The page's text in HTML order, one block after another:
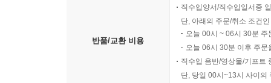
반품/교환 비용
직수입양서/직수입일서중
단, 아래의 주문/취소 조건
오늘 00시 ~ 06시 30분
오늘 06시 30분 이후 주
직수입 음반/영상물/기프트
단, 당일 00시~13시 사이의